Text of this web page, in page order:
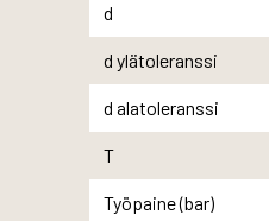
d
d ylätoleranssi
d alatoleranssi
T
Työpaine (bar)